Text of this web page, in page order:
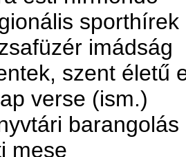
sporthírek
imádság
szent életű
verse (ism.)
barangolás
mese